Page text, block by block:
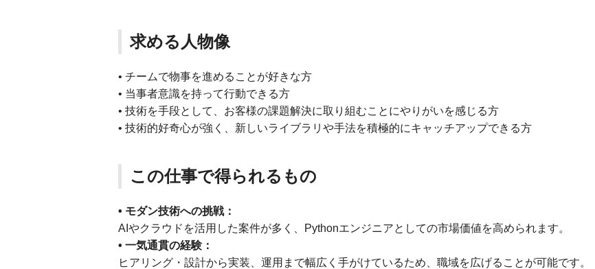
求める人物像
• チームで物事を進めることが好きな方
• 当事者意識を持って行動できる方
• 技術を手段として、お客様の課題解決に取り組むことにやりがいを感じる方
• 技術的好奇心が強く、新しいライブラリや手法を積極的にキャッチアップできる方
この仕事で得られるもの
• モダン技術への挑戦：
AIやクラウドを活用した案件が多く、Pythonエンジニアとしての市場価値を高められます。
• 一気通貫の経験：
ヒアリング・設計から実装、運用まで幅広く手がけているため、職域を広げることが可能です。